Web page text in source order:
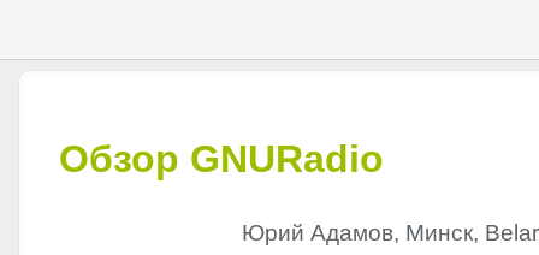
Обзор GNURadio
Юрий Адамов, Минск,